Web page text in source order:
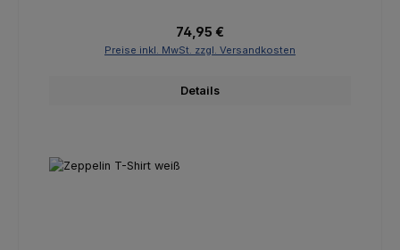
Regulärer Preis:
74,95 €
Preise inkl. MwSt. zzgl. Versandkosten
Details